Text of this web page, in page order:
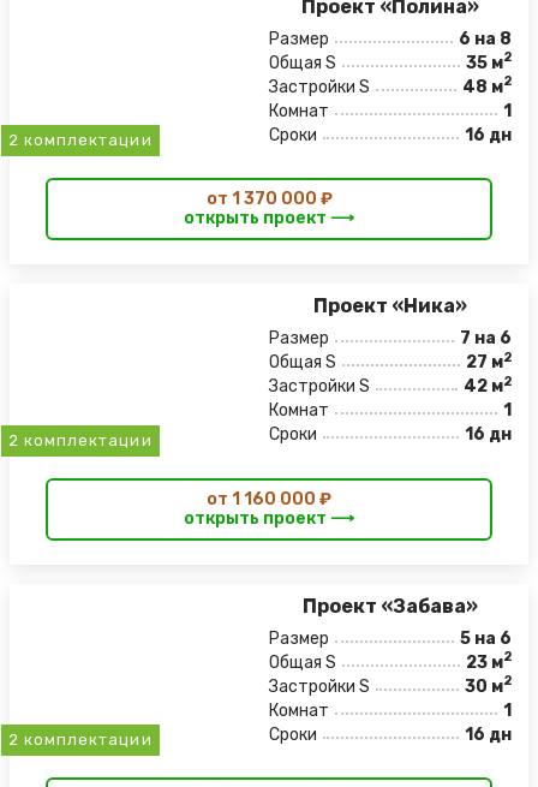
2 комплектации
Проект «Полина»
Размер
6 на 8
Общая S
35 м2
Застройки S 48 м2
Комнат
1
Сроки
16 дн
от 1 370 000 ₽
открыть проект ⟶
2 комплектации
Проект «Ника»
Размер
7 на 6
Общая S
27 м2
Застройки S 42 м2
Комнат
1
Сроки
16 дн
от 1 160 000 ₽
открыть проект ⟶
2 комплектации
Проект «Забава»
Размер
5 на 6
Общая S
23 м2
Застройки S 30 м2
Комнат
1
Сроки
16 дн